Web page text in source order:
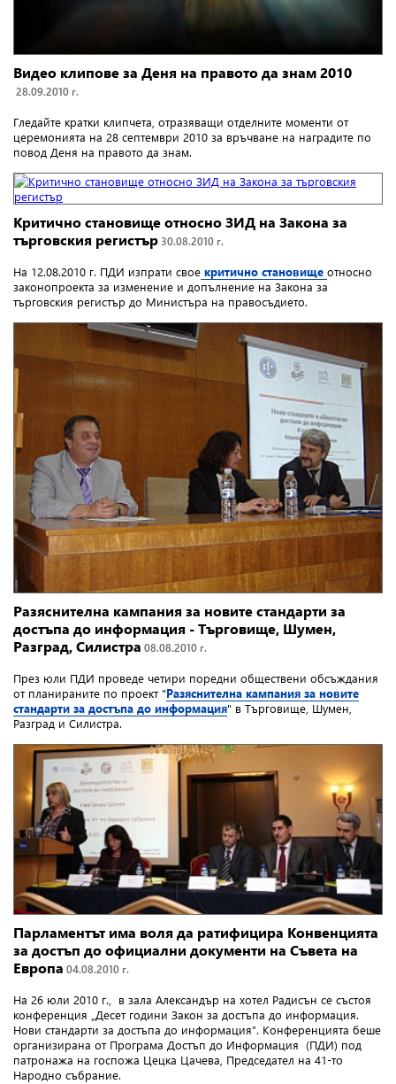
Видео клипове за Деня на правото да знам 2010
28.09.2010 г.
Гледайте кратки клипчета, отразяващи отделните моменти от
церемонията на 28 септември 2010 за връчване на наградите по
повод Деня на правото да знам.
Критично становище oтносно ЗИД на Закона за
търговския регистър 30.08.2010 г.
На 12.08.2010 г. ПДИ изпрати свое критично становище относно
законопроекта за изменение и допълнение на Закона за
търговския регистър до Министъра на правосъдието.
Разяснителна кампания за новите стандарти за
достъпа до информация - Търговище, Шумен,
Разград, Силистра 08.08.2010 г.
През юли ПДИ проведе четири поредни обществени обсъждания
от планираните по проект "Разяснителна кампания за новите
стандарти за достъпа до информация" в Търговище, Шумен,
Разград и Силистра.
Парламентът има воля да ратифицира Конвенцията
за достъп до официални документи на Съвета на
Европа 04.08.2010 г.
На 26 юли 2010 г., в зала Александър на хотел Радисън се състоя
конференция „Десет години Закон за достъпа до информация.
Нови стандарти за достъпа до информация”. Конференцията беше
организирана от Програма Достъп до Информация (ПДИ) под
патронажа на госпожа Цецка Цачева, Председател на 41-то
Народно събрание.